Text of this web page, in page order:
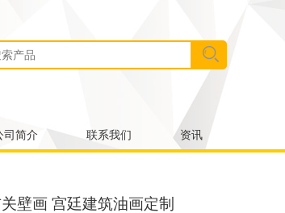
司简介 联系我们 资讯
壁画 宫廷建筑油画定制